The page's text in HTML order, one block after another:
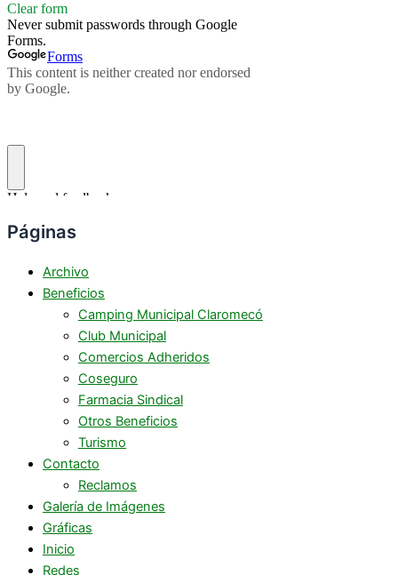
Páginas
Archivo
Beneficios
Camping Municipal Claromecó
Club Municipal
Comercios Adheridos
Coseguro
Farmacia Sindical
Otros Beneficios
Turismo
Contacto
Reclamos
Galería de Imágenes
Gráficas
Inicio
Redes